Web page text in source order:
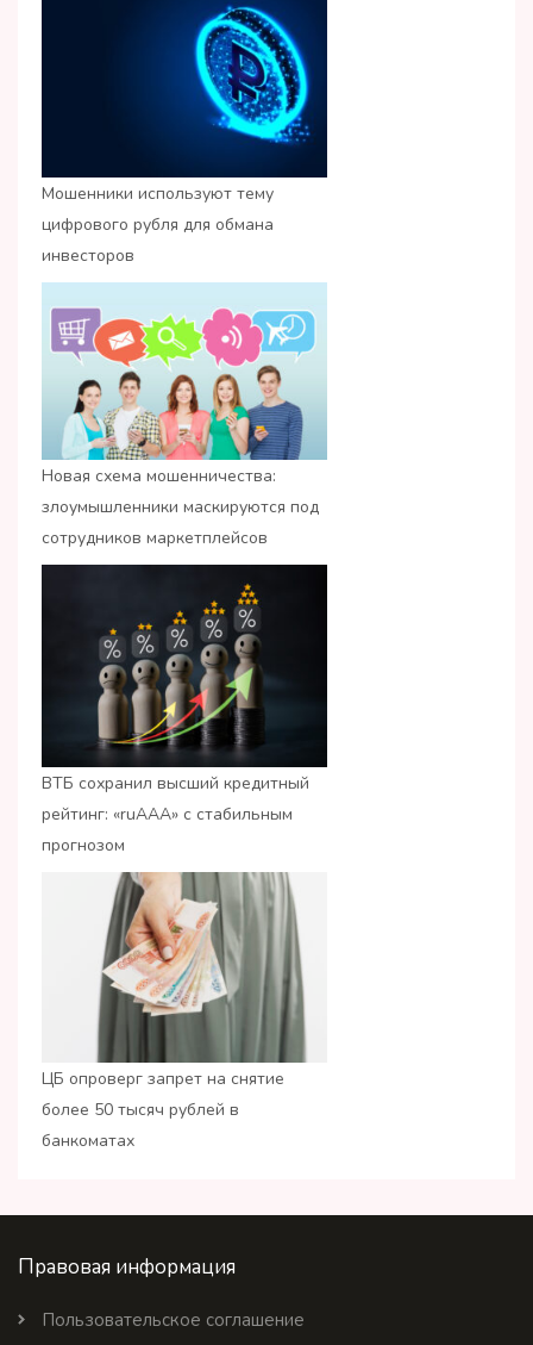
Мошенники используют тему
цифрового рубля для обмана
инвесторов
Новая схема мошенничества:
злоумышленники маскируются под
сотрудников маркетплейсов
ВТБ сохранил высший кредитный
рейтинг: «ruАAA» с стабильным
прогнозом
ЦБ опроверг запрет на снятие
более 50 тысяч рублей в
банкоматах
Правовая информация
Пользовательское соглашение